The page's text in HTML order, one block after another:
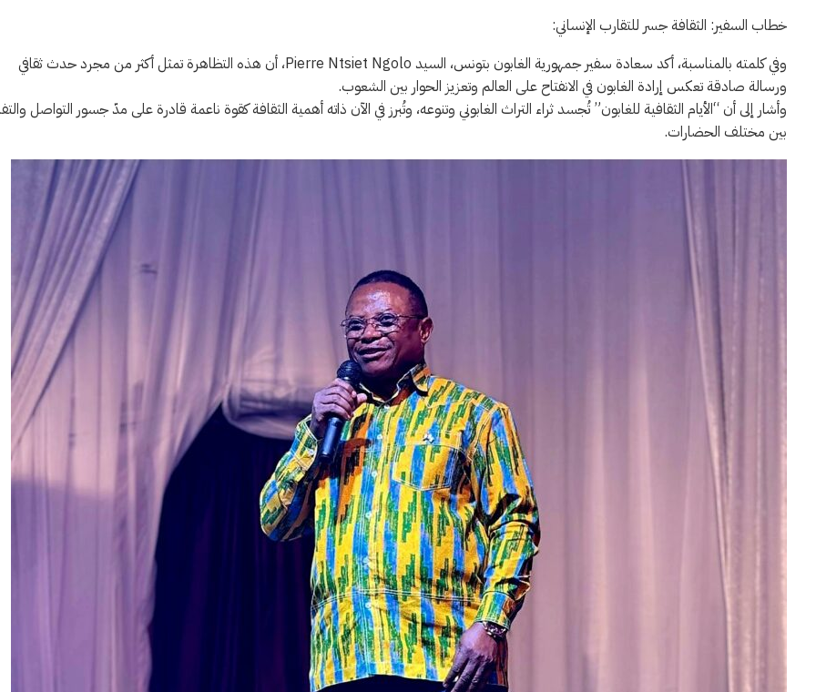
خطاب السفير: الثقافة جسر للتقارب الإنساني:
وفي كلمته بالمناسبة، أكد سعادة سفير جمهورية الغابون بتونس، السيد Pierre Ntsiet Ngolo، أن هذه التظاهرة تمثل أكثر من مجرد حدث ثقافي
ورسالة صادقة تعكس إرادة الغابون في الانفتاح على العالم وتعزيز الحوار بين الشعوب.
وأشار إلى أن “الأيام الثقافية للغابون” تُجسد ثراء التراث الغابوني وتنوعه، وتُبرز في الآن ذاته أهمية الثقافة كقوة ناعمة قادرة على مدّ جسور التواصل
بين مختلف الحضارات.